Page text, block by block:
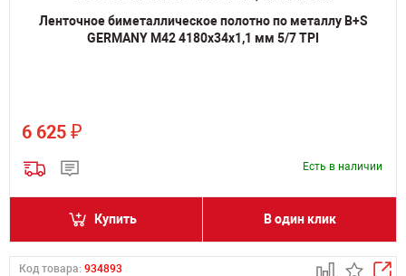
Ленточное биметаллическое полотно по металлу B+S
GERMANY M42 4180х34х1,1 мм 5/7 TPI
6 625 ₽
Есть в наличии
Купить В один клик
Код товара: 934893